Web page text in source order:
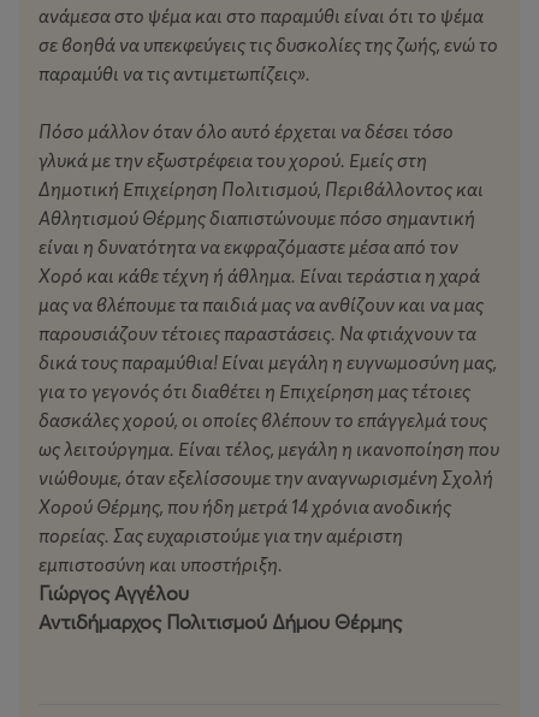
ανάμεσα στο ψέμα και στο παραμύθι είναι ότι το ψέμα
σε βοηθά να υπεκφεύγεις τις δυσκολίες της ζωής, ενώ το
παραμύθι να τις αντιμετωπίζεις».
Πόσο μάλλον όταν όλο αυτό έρχεται να δέσει τόσο
γλυκά με την εξωστρέφεια του χορού. Εμείς στη
Δημοτική Επιχείρηση Πολιτισμού, Περιβάλλοντος και
Αθλητισμού Θέρμης διαπιστώνουμε πόσο σημαντική
είναι η δυνατότητα να εκφραζόμαστε μέσα από τον
Χορό και κάθε τέχνη ή άθλημα. Είναι τεράστια η χαρά
μας να βλέπουμε τα παιδιά μας να ανθίζουν και να μας
παρουσιάζουν τέτοιες παραστάσεις. Να φτιάχνουν τα
δικά τους παραμύθια! Είναι μεγάλη η ευγνωμοσύνη μας,
για το γεγονός ότι διαθέτει η Επιχείρηση μας τέτοιες
δασκάλες χορού, οι οποίες βλέπουν το επάγγελμά τους
ως λειτούργημα. Είναι τέλος, μεγάλη η ικανοποίηση που
νιώθουμε, όταν εξελίσσουμε την αναγνωρισμένη Σχολή
Χορού Θέρμης, που ήδη μετρά 14 χρόνια ανοδικής
πορείας. Σας ευχαριστούμε για την αμέριστη
εμπιστοσύνη και υποστήριξη.
Γιώργος Αγγέλου
Αντιδήμαρχος Πολιτισμού Δήμου Θέρμης